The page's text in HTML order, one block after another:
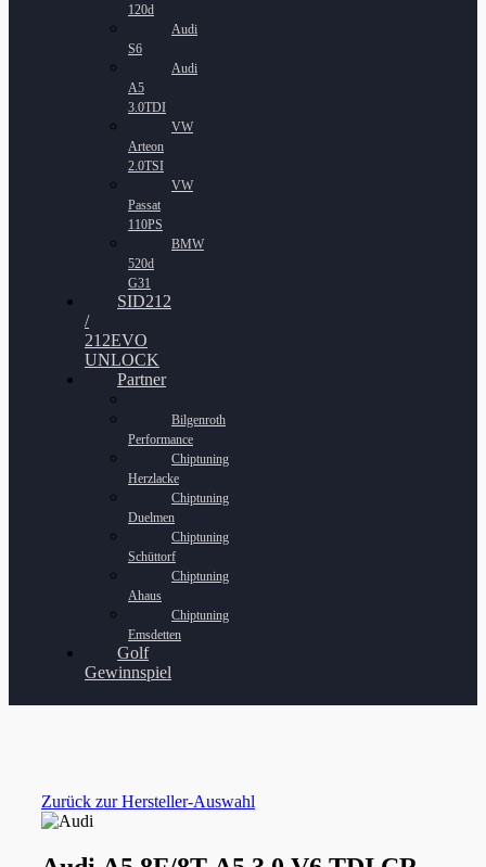
120d
Audi
S6
Audi
A5
3.0TDI
VW
Arteon
2.0TSI
VW
Passat
110PS
BMW
520d
G31
SID212
/
212EVO
UNLOCK
Partner
Bilgenroth
Performance
Chiptuning
Herzlacke
Chiptuning
Duelmen
Chiptuning
Schüttorf
Chiptuning
Ahaus
Chiptuning
Emsdetten
Golf
Gewinnspiel
Zurück zur Hersteller-Auswahl